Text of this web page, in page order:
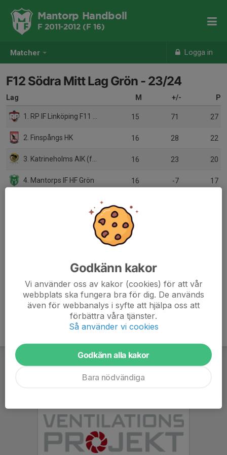
Matcher Logga in
Mantorp Handboll
F 2011-2012 (F 16)
F12 Södra Mitt Lag Grön - 23/24
Lag M +/- P
1. RP IF Linköping F11 Röd 15 71 27
2. Finspångs HK 16 28 22
3. Katrineholms AIK (f11) 16 23 20
4. Mantorps IF HF Grön 16 -7 17
16
16
9. IFK Nyköping 3 F-10/11 15 -44
Godkänn kakor
Vi använder oss av kakor (cookies) för att vår
webbplats ska fungera bra för dig. De används
även för webbanalys i syfte att hjälpa oss att
förbättra våra tjänster.
Så använder vi cookies
Godkänn alla kakor
Bara nödvändiga